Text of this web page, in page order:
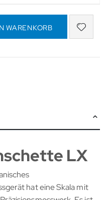
WARENKORB
LX
hat eine Skala mit